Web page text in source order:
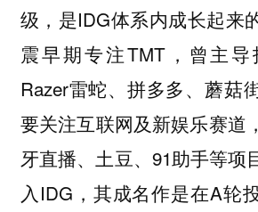
级，是IDG体系内成长起来
震早期专注TMT，曾主导
Razer雷蛇、拼多多、蘑菇
要关注互联网及新娱乐赛道
牙直播、土豆、91助手等项
入IDG，其成名作是在A轮